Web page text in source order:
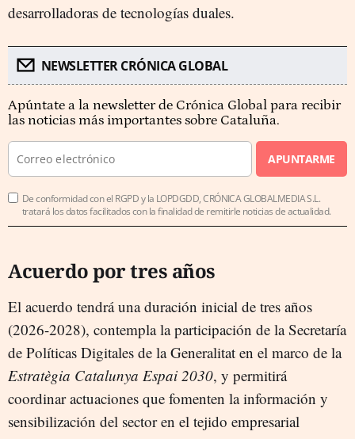
desarrolladoras de tecnologías duales.
NEWSLETTER CRÓNICA GLOBAL
Apúntate a la newsletter de Crónica Global para recibir
las noticias más importantes sobre Cataluña.
APUNTARME
De conformidad con el RGPD y la LOPDGDD, CRÓNICA GLOBALMEDIA S.L.
tratará los datos facilitados con la finalidad de remitirle noticias de actualidad.
Acuerdo por tres años
El acuerdo tendrá una duración inicial de tres años
(2026-2028), contempla la participación de la Secretaría
de Políticas Digitales de la Generalitat en el marco de la
Estratègia Catalunya Espai 2030, y permitirá
coordinar actuaciones que fomenten la información y
sensibilización del sector en el tejido empresarial